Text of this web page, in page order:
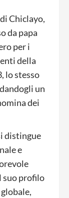
Chiclayo,
da papa
per i
della
lo stesso
un
dei
distingue
e
suo profilo